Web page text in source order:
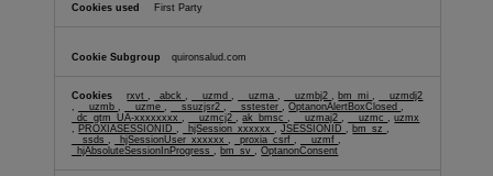
First Party
quironsalud.com
rxvt _abck __uzmd __uzma __uzmbj2 bm_mi
__uzmdj2
__uzmb __uzme __ssuzjsr2 __sstester ,OptanonAlertBoxClosed
_dc_gtm_UA-xxxxxxxx
__uzmcj2 ,ak_bmsc __uzmaj2 __uzmc ,uzmx
PROXIASESSIONID _hjSession_xxxxxx ,JSESSIONID bm_sz
__ssds
_hjSessionUser_xxxxxx _proxia_csrf __uzmf
_hjAbsoluteSessionInProgress
bm_sv ,OptanonConsent